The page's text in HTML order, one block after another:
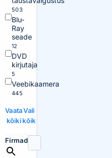
503
Blu-
Ray
seade
12
DVD
kirjutaja
5
Veebikaamera
445
Vaata
kõiki
Vali
kõik
Firmad